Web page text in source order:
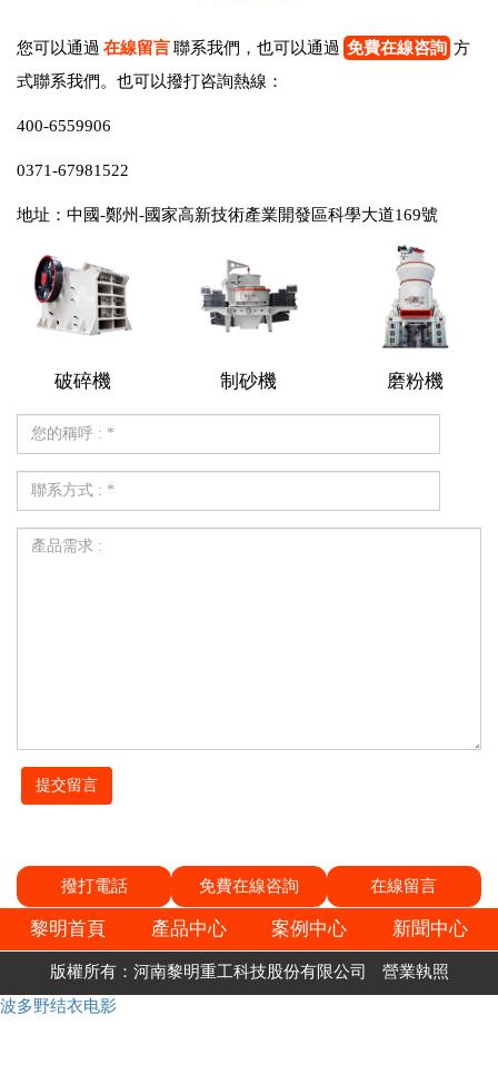
您可以通過 在線留言聯系我們，也可以通過 免費在線咨詢 方
式聯系我們。也可以撥打咨詢熱線：
400-6559906
0371-67981522
地址：中國-鄭州-國家高新技術產業開發區科學大道169號
破碎機 制砂機 磨粉機
撥打電話 免費在線咨詢 在線留言
黎明首頁 產品中心 案例中心 新聞中心
版權所有：河南黎明重工科技股份有限公司
營業執照
波多野结衣电影